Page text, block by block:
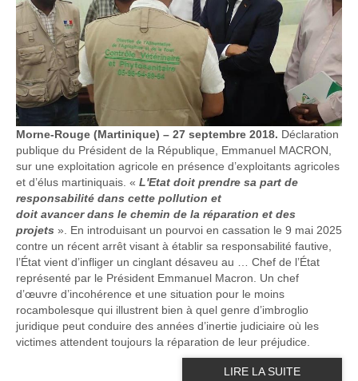
Morne-Rouge (Martinique) – 27 septembre 2018. Déclaration
publique du Président de la République, Emmanuel MACRON,
sur une exploitation agricole en présence d’exploitants agricoles
et d’élus martiniquais. « L'Etat doit prendre sa part de
responsabilité dans cette pollution et
doit avancerdans le chemin de la réparation et des
projets ». En introduisant un pourvoi en cassation le 9 mai 2025
contre un récent arrêt visant à établir sa responsabilité fautive,
l’État vient d’infliger un cinglant désaveu au … Chef de l’État
représenté par le Président Emmanuel Macron. Un chef
d’œuvre d’incohérence et une situation pour le moins
rocambolesque qui illustrent bien à quel genre d’imbroglio
juridique peut conduire des années d’inertie judiciaire où les
victimes attendent toujours la réparation de leur préjudice.
LIRE LA SUITE